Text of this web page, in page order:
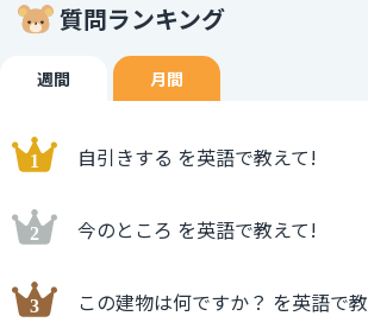
質問ランキング
週間 月間
自引きする を英語で教えて!
今のところ を英語で教えて!
この建物は何ですか？ を英語で